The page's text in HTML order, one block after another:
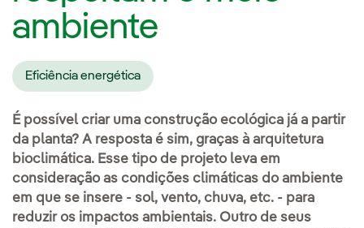
ambiente
Eficiência energética
É possível criar uma construção ecológica já a partir
da planta? A resposta é sim, graças à arquitetura
bioclimática. Esse tipo de projeto leva em
consideração as condições climáticas do ambiente
em que se insere - sol, vento, chuva, etc. - para
reduzir os impactos ambientais. Outro de seus